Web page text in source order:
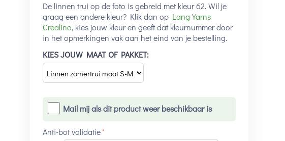
De linnen trui op de foto is gebreid met kleur 62. Wil je
graag een andere kleur? Klik dan op Lang Yarns
Crealino, kies jouw kleur en geeft dat kleurnummer door
in het opmerkingen vak aan het eind van je bestelling.
KIES JOUW MAAT OF PAKKET:
Mail mij als dit product weer beschikbaar is
Anti-bot validatie